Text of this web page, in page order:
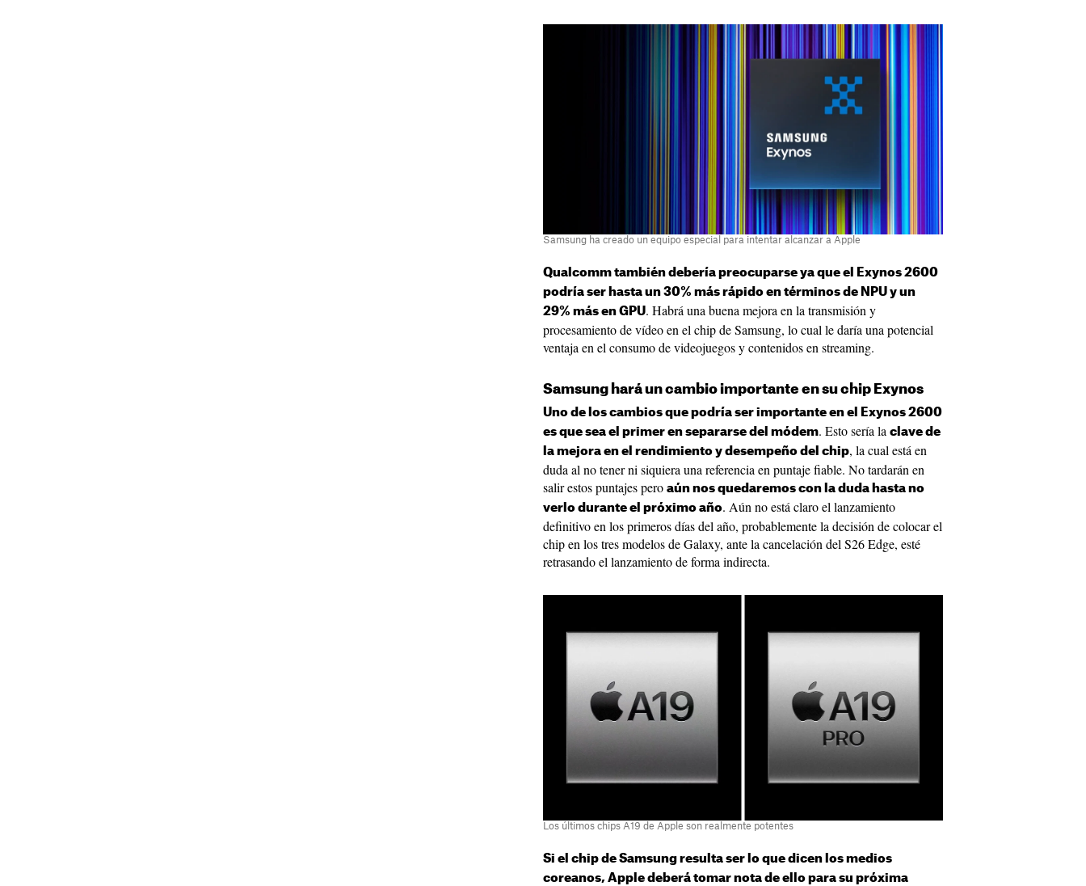
Samsung ha creado un equipo especial para intentar alcanzar a Apple
Qualcomm también debería preocuparse ya que el Exynos 2600
podría ser hasta un 30% más rápido en términos de NPU y un
29% más en GPU. Habrá una buena mejora en la transmisión y
procesamiento de vídeo en el chip de Samsung, lo cual le daría una potencial
ventaja en el consumo de videojuegos y contenidos en streaming.
Samsung hará un cambio importante en su chip Exynos
Uno de los cambios que podría ser importante en el Exynos 2600
es que sea el primer en separarse del módem. Esto sería la clave de
la mejora en el rendimiento y desempeño del chip, la cual está en
duda al no tener ni siquiera una referencia en puntaje fiable. No tardarán en
salir estos puntajes pero aún nos quedaremos con la duda hasta no
verlo durante el próximo año. Aún no está claro el lanzamiento
definitivo en los primeros días del año, probablemente la decisión de colocar el
chip en los tres modelos de Galaxy, ante la cancelación del S26 Edge, esté
retrasando el lanzamiento de forma indirecta.
Los últimos chips A19 de Apple son realmente potentes
Si el chip de Samsung resulta ser lo que dicen los medios
coreanos, Apple deberá tomar nota de ello para su próxima